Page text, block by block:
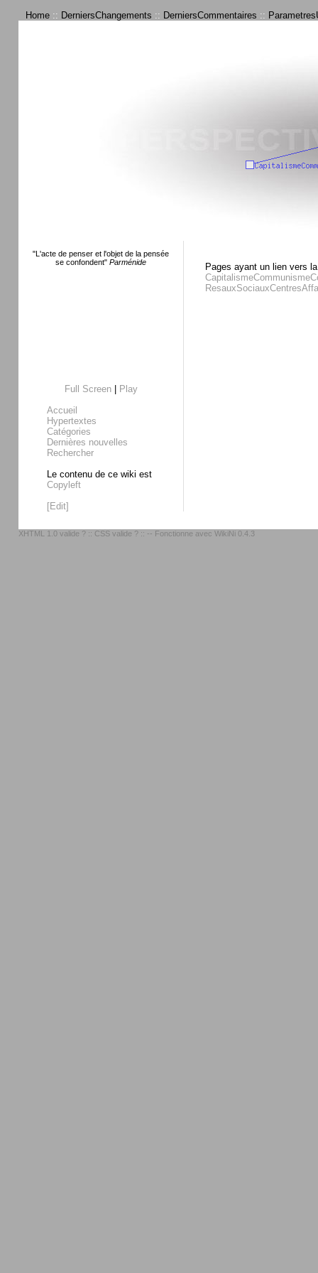
Home :: DerniersChangements :: DerniersCommentaires ::
"L'acte de penser et l'objet de la pensée
se confondent" Parménide
Full Screen|
Play
Accueil
Hypertextes
Catégories
Dernières nouvelles
Rechercher
Le contenu de ce wiki est
Copyleft
[Edit]
Pages ayant un lien vers
XHTML 1.0 valide ? :: CSS valide ? :: -- Fonctionne avec WikiNi 0.4.3